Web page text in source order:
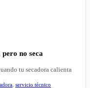
no seca
tu secadora calienta
servicio técnico